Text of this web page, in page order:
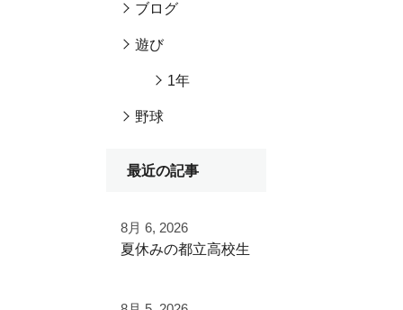
ブログ
遊び
1年
野球
最近の記事
8月 6, 2026
夏休みの都立高校生